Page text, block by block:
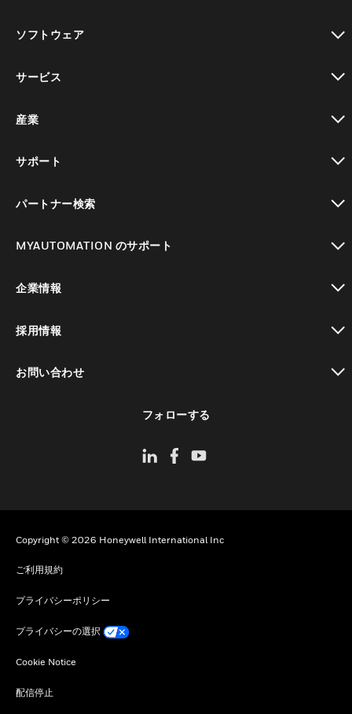
ソフトウェア
サービス
産業
サポート
パートナー検索
MYAUTOMATION のサポート
企業情報
採用情報
お問い合わせ
フォローする
Copyright © 2026 Honeywell International Inc
ご利用規約
プライバシーポリシー
プライバシーの選択
Cookie Notice
配信停止